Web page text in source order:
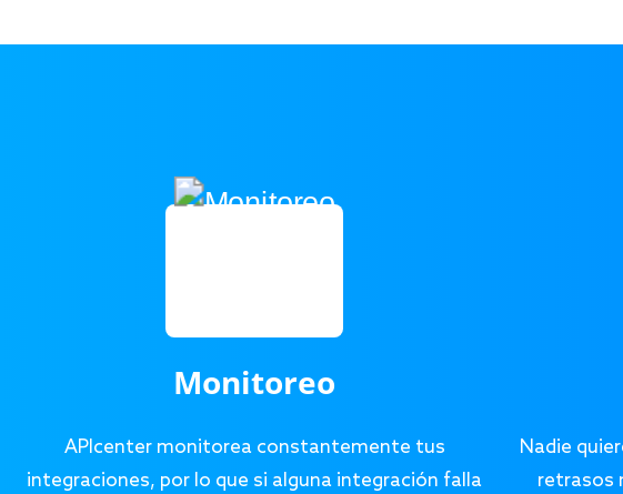
Monitoreo
APIcenter monitorea constantemente tus
integraciones, por lo que si alguna integración falla
Nadie
retrasos